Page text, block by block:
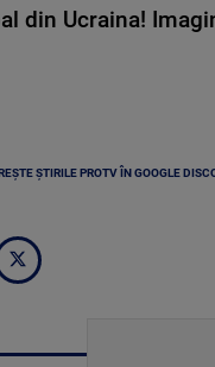
din Ucraina!
ȘTIRILE PROTV ÎN GOOGLE